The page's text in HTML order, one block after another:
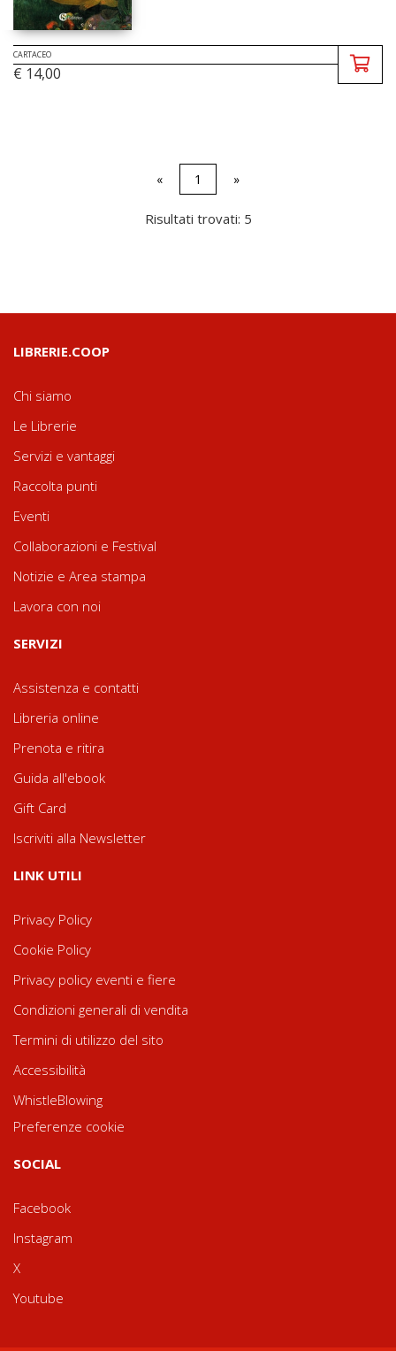
CARTACEO
€ 14,00
« 1 »
Risultati trovati: 5
LIBRERIE.COOP
Chi siamo
Le Librerie
Servizi e vantaggi
Raccolta punti
Eventi
Collaborazioni e Festival
Notizie e Area stampa
Lavora con noi
SERVIZI
Assistenza e contatti
Libreria online
Prenota e ritira
Guida all'ebook
Gift Card
Iscriviti alla Newsletter
LINK UTILI
Privacy Policy
Cookie Policy
Privacy policy eventi e fiere
Condizioni generali di vendita
Termini di utilizzo del sito
Accessibilità
WhistleBlowing
Preferenze cookie
SOCIAL
Facebook
Instagram
X
Youtube